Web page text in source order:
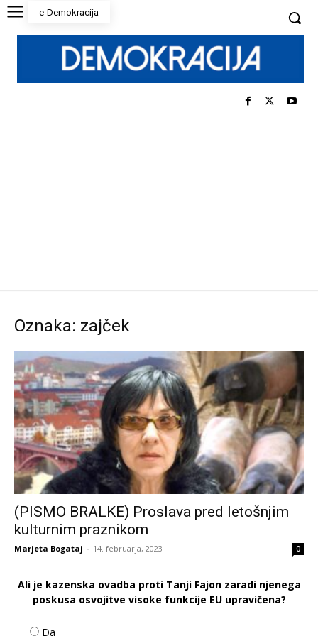
e-Demokracija
Oznaka: zajček
(PISMO BRALKE) Proslava pred letošnjim
kulturnim praznikom
Marjeta Bogataj - 14. februarja, 2023 0
Ali je kazenska ovadba proti Tanji Fajon zaradi njenega
poskusa osvojitve visoke funkcije EU upravičena?
Da